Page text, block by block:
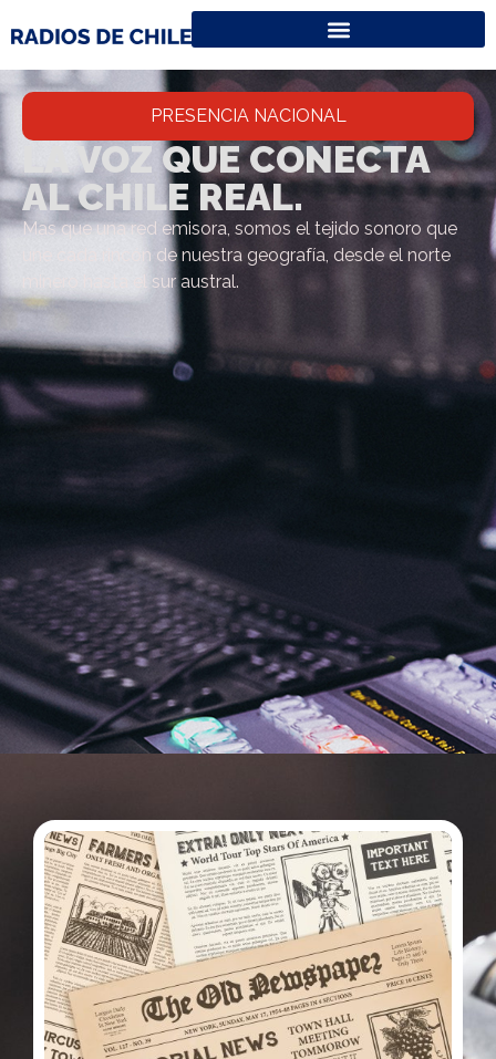
PRESENCIA NACIONAL
LA VOZ QUE CONECTA
AL CHILE REAL.
Mas que una red emisora, somos el tejido sonoro que
une cada rincón de nuestra geografía, desde el norte
minero hasta el sur austral.